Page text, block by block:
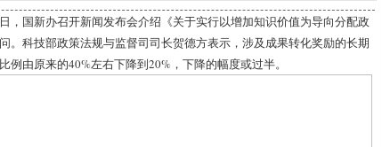
，国新办召开新闻发布会介绍《关于实行以增加知识价值为导向分配政
。科技部政策法规与监督司司长贺德方表示，涉及成果转化奖励的长期
由原来的40%左右下降到20%，下降的幅度或过半。